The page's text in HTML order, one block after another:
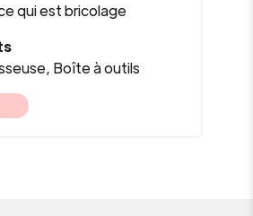
qui est bricolage
Boîte à outils